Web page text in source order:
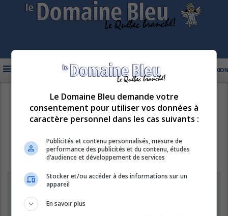
CONNEXION
INSCRIPTION
LE DOMAINE BLEU
Information
Vous ne pouvez pas effectuer de recherche pour le moment car le
Le Domaine Bleu demande votre
consentement pour utiliser vos données à
caractère personnel dans les cas suivants :
Publicités et contenu personnalisés, mesure de
performance des publicités et du contenu, études
d’audience et développement de services
Stocker et/ou accéder à des informations sur un
appareil
En savoir plus